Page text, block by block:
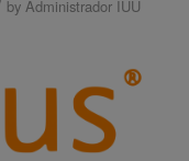
by Administrador IUU